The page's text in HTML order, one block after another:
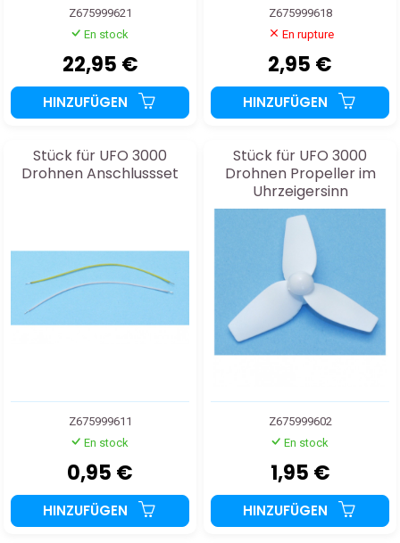
Z675999621
En stock
22,95 €
HINZUFÜGEN
Z675999618
En rupture
2,95 €
HINZUFÜGEN
Stück für UFO 3000
Drohnen Anschlussset
Z675999611
En stock
0,95 €
HINZUFÜGEN
Stück für UFO 3000
Drohnen Propeller im
Uhrzeigersinn
Z675999602
En stock
1,95 €
HINZUFÜGEN